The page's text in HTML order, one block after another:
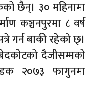
छैन्। ३० महिनामा
कञ्चनपुरमा ८ वर्ष
गर्न बाकी रहेको छ्।
दैजीसम्मको
२०७३ फागुनमा